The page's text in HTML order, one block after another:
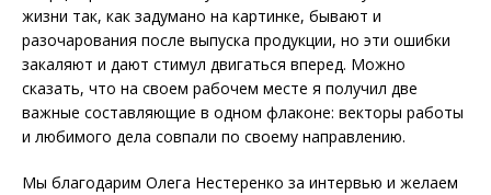
жизни так, как задумано на картинке, бывают и
разочарования после выпуска продукции, но эти ошибки
закаляют и дают стимул двигаться вперед. Можно
сказать, что на своем рабочем месте я получил две
важные составляющие в одном флаконе: векторы работы
и любимого дела совпали по своему направлению.
Мы благодарим Олега Нестеренко за интервью и желаем